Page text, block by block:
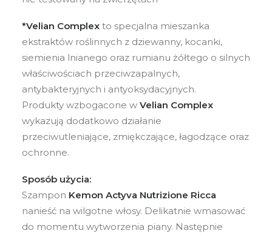
*Velian Complex to specjalna mieszanka
ekstraktów roślinnych z dziewanny, kocanki,
siemienia lnianego oraz rumianu żółtego o silnych
właściwościach przeciwzapalnych,
antybakteryjnych i antyoksydacyjnych.
Produkty wzbogacone w Velian Complex
wykazują dodatkowo działanie
przeciwutleniające, zmiękczające, łagodzące oraz
ochronne.
Sposób użycia:
Szampon Kemon Actyva Nutrizione Ricca
nanieść na wilgotne włosy. Delikatnie wmasować
do momentu wytworzenia piany. Następnie